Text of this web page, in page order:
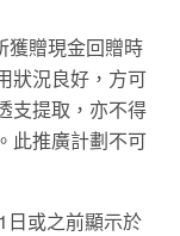
獲贈現金回贈時
狀況良好，方可
支提取，亦不得
此推廣計劃不可
日或之前顯示於